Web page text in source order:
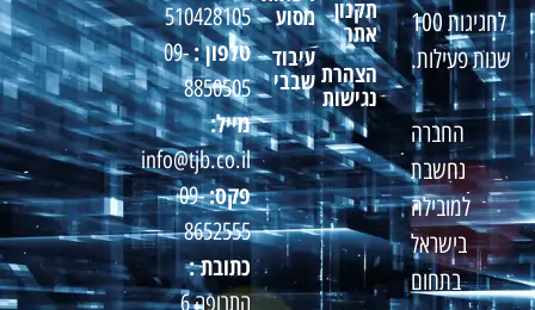
לחגיגות 100
שנות פעילות.
החברה
נחשבת
למובילה
בישראל
בתחום
תקנון
אתר
הצהרת
נגישות
מסוע
עיבוד
שבבי
510428105
טלפון :09-
8850505
מייל:
info@tjb.co.il
פקס:09-
8652555
כתובת :
התרופה 6